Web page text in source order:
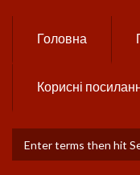
Головна
Корисні